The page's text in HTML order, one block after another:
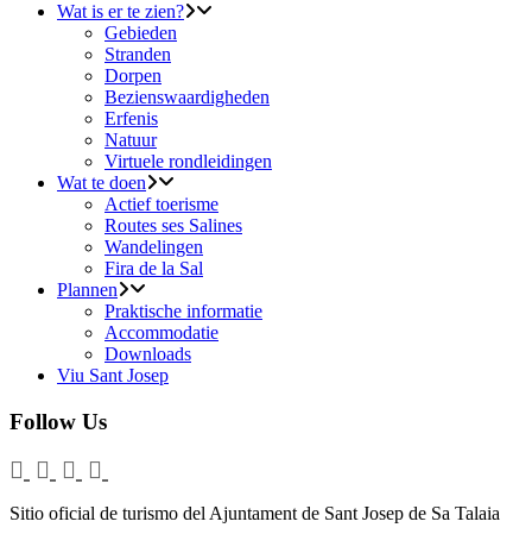
Wat is er te zien?
Gebieden
Stranden
Dorpen
Bezienswaardigheden
Erfenis
Natuur
Virtuele rondleidingen
Wat te doen
Actief toerisme
Routes ses Salines
Wandelingen
Fira de la Sal
Plannen
Praktische informatie
Accommodatie
Downloads
Viu Sant Josep
Follow Us
Sitio oficial de turismo del Ajuntament de Sant Josep de Sa Talaia